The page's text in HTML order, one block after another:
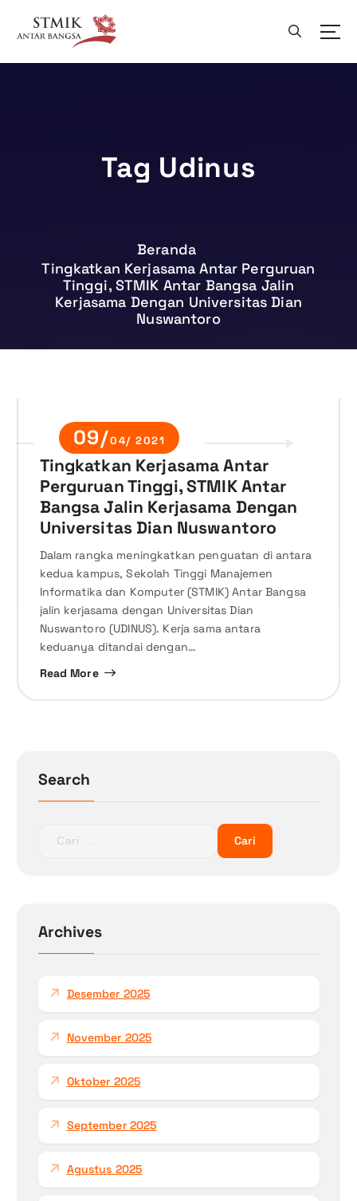
a
Tag Udinus
Beranda
Tingkatkan Kerjasama Antar Perguruan
Tinggi, STMIK Antar Bangsa Jalin
Kerjasama Dengan Universitas Dian
Nuswantoro
09/04/ 2021
Tingkatkan Kerjasama Antar
Perguruan Tinggi, STMIK Antar
Bangsa Jalin Kerjasama Dengan
Universitas Dian Nuswantoro
Dalam rangka meningkatkan penguatan di antara
kedua kampus, Sekolah Tinggi Manajemen
Informatika dan Komputer (STMIK) Antar Bangsa
jalin kerjasama dengan Universitas Dian
Nuswantoro (UDINUS). Kerja sama antara
keduanya ditandai dengan…
Read More
Search
n
tArchives
Desember 2025
November 2025
Oktober 2025
September 2025
Agustus 2025